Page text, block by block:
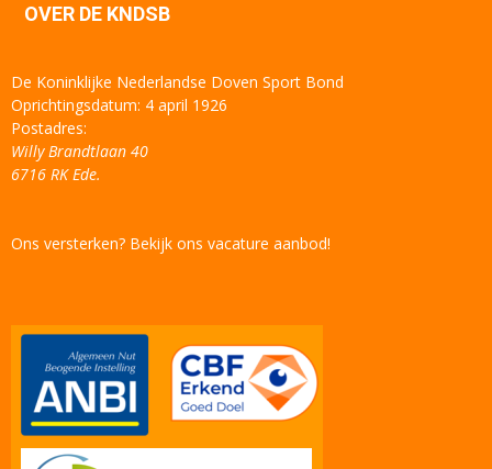
OVER DE KNDSB
De Koninklijke Nederlandse Doven Sport Bond
Oprichtingsdatum: 4 april 1926
Postadres:
Willy Brandtlaan 40
6716 RK Ede.
Ons versterken? Bekijk ons vacature aanbod!